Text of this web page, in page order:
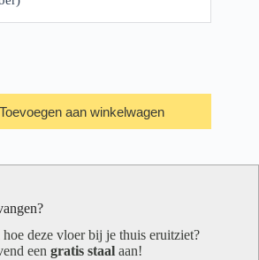
Toevoegen aan winkelwagen
hoe deze vloer bij je thuis eruitziet?
een gratis staal aan!